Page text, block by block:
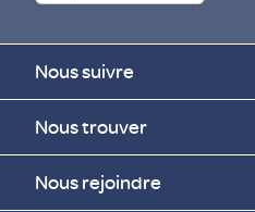
Nous suivre
Nous trouver
Nous rejoindre